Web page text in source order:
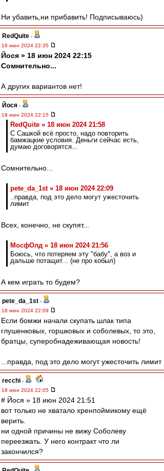
Ни убавить,ни прибавить! Подписываюсь)
RedQuite -
18 июн 2024 22:35
Йося » 18 июн 2024 22:15
Сомнительно...
А других вариантов нет!
Йося -
18 июн 2024 22:15
RedQuite » 18 июн 2024 21:58
С Сашкой всё просто, надо повторить
бамжацкие условия. Деньги сейчас есть,
думаю договорятся...
Сомнительно...
pete_da_1st » 18 июн 2024 22:09
..правда, под это дело могут ужесточить
лимит
Всех, конечно, не скупят...
МосфОлд » 18 июн 2024 21:56
Боюсь, что потеряем эту "бабу", а воз и
дальше потащит... (не про кобыл)
А кем играть то будем?
pete_da_1st -
18 июн 2024 22:09
Если бомжи начали скупать шлак типа
глушенковых, горшковых и соболевых, то это,
братцы, суперобнадеживающая новость!
...правда, под это дело могут ужесточить лимит
recchi -
18 июн 2024 22:05
# Йося » 18 июн 2024 21:51
вот только не хватало хренпоймикому ещё
верить.
ни одной причины не вижу Соболеву
переезжать. У него контракт что ли
закончился?